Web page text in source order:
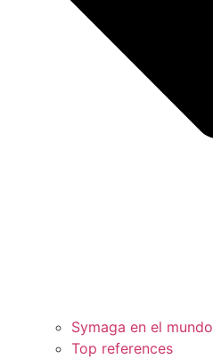
Symaga en el mundo
Top references